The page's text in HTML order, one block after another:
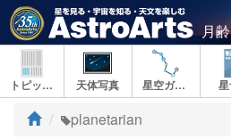
月
トピックス 天体写真 星空ガイド
ト
planetarian